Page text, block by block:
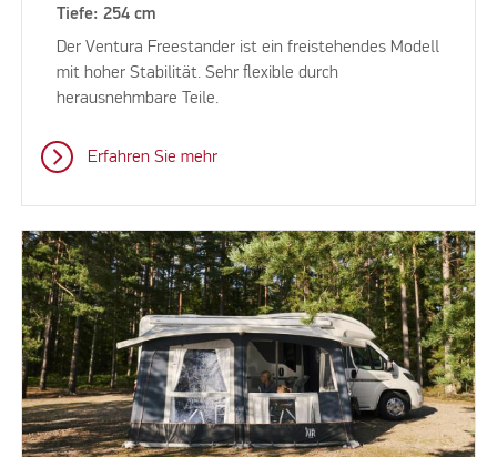
Tiefe: 254 cm
Der Ventura Freestander ist ein freistehendes Modell
mit hoher Stabilität. Sehr flexible durch
herausnehmbare Teile.
Erfahren Sie mehr